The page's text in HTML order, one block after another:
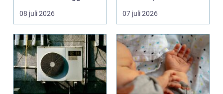
många bilägare i oc...
08 juli 2026
frågor få svar: var ska
07 juli 2026